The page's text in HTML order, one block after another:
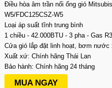
Điều hòa âm trần nối ống gió
W5/FDC125CSZ-W5
Loại áp suất tĩnh trung bình
1 chiều - 42.000BTU - 3 pha - Gas
Cửa gió lắp đặt linh hoạt, bơm nước
Xuất xứ: Chính hãng Thái Lan
Bảo hành: Chính hãng 24 tháng
MUA NGAY